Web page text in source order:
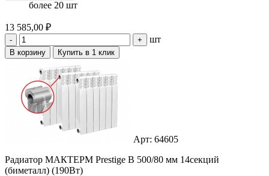
более 20 шт
13 585,00 ₽
- + шт
В корзину Купить в 1 клик
Арт: 64605
Радиатор МАКТЕРМ Prestige B 500/80 мм 14секций
(биметалл) (190Вт)